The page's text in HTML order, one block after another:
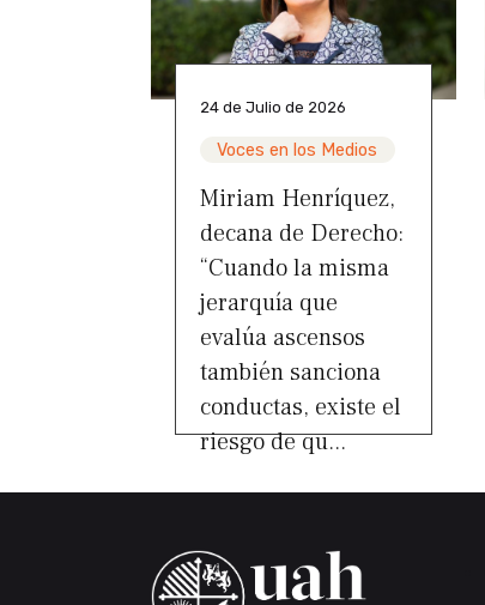
24 de Julio de 2026
Voces en los Medios
Miriam Henríquez,
decana de Derecho:
“Cuando la misma
jerarquía que
evalúa ascensos
también sanciona
conductas, existe el
riesgo de qu...